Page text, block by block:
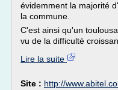
évidemment la majorité
la commune.
C'est ainsi qu'un
vu de la difficulté
Lire la suite
Site : http://